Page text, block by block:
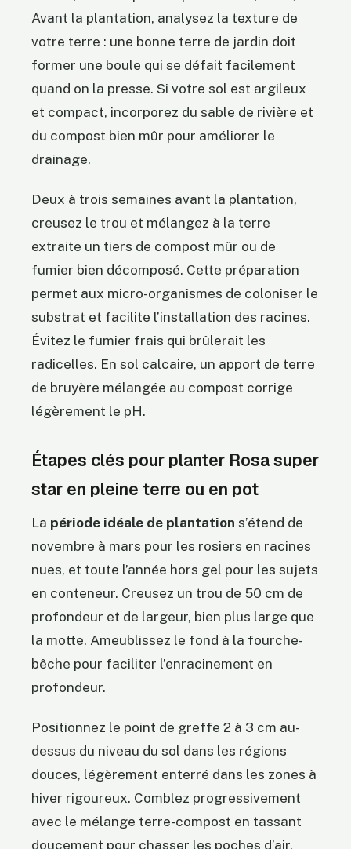
Avant la plantation, analysez la texture de
votre terre : une bonne terre de jardin doit
former une boule qui se défait facilement
quand on la presse. Si votre sol est argileux
et compact, incorporez du sable de rivière et
du compost bien mûr pour améliorer le
drainage.
Deux à trois semaines avant la plantation,
creusez le trou et mélangez à la terre
extraite un tiers de compost mûr ou de
fumier bien décomposé. Cette préparation
permet aux micro-organismes de coloniser le
substrat et facilite l’installation des racines.
Évitez le fumier frais qui brûlerait les
radicelles. En sol calcaire, un apport de terre
de bruyère mélangée au compost corrige
légèrement le pH.
Étapes clés pour planter Rosa super
star en pleine terre ou en pot
La période idéale de plantation s’étend de
novembre à mars pour les rosiers en racines
nues, et toute l’année hors gel pour les sujets
en conteneur. Creusez un trou de 50 cm de
profondeur et de largeur, bien plus large que
la motte. Ameublissez le fond à la fourche-
bêche pour faciliter l’enracinement en
profondeur.
Positionnez le point de greffe 2 à 3 cm au-
dessus du niveau du sol dans les régions
douces, légèrement enterré dans les zones à
hiver rigoureux. Comblez progressivement
avec le mélange terre-compost en tassant
doucement pour chasser les poches d’air.